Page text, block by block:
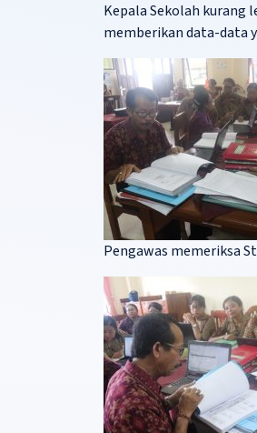
Kepala Sekolah kurang
memberikan data-data
Pengawas memeriksa